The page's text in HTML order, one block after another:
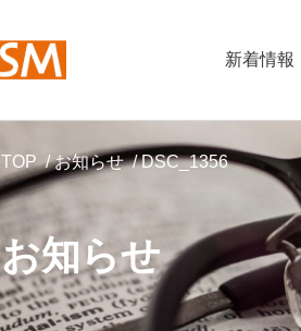
新着情報
お知らせ
TOP お知らせ DSC_1356